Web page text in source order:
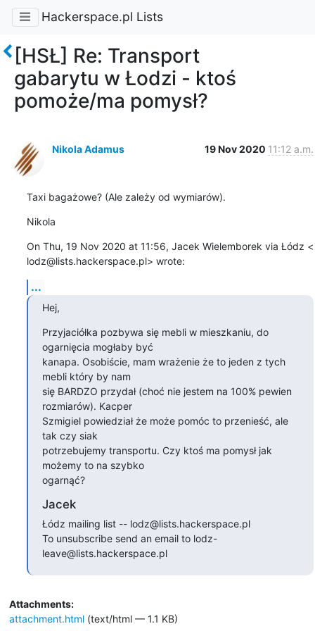
Hackerspace.pl Lists
[HSŁ] Re: Transport
gabarytu w Łodzi - ktoś
pomoże/ma pomysł?
Nikola Adamus 19 Nov 2020 11:12 a.m.
Taxi bagażowe? (Ale zależy od wymiarów).
Nikola
On Thu, 19 Nov 2020 at 11:56, Jacek Wielemborek via Łódz <
lodz@lists.hackerspace.pl> wrote:
...
Hej,
Przyjaciółka pozbywa się mebli w mieszkaniu, do
ogarnięcia mogłaby być
kanapa. Osobiście, mam wrażenie że to jeden z tych
mebli który by nam
się BARDZO przydał (choć nie jestem na 100% pewien
rozmiarów). Kacper
Szmigiel powiedział że może pomóc to przenieść, ale
tak czy siak
potrzebujemy transportu. Czy ktoś ma pomysł jak
możemy to na szybko
ogarnąć?
Jacek
Łódz mailing list -- lodz@lists.hackerspace.pl
To unsubscribe send an email to lodz-
leave@lists.hackerspace.pl
Attachments:
attachment.html(text/html — 1.1 KB)